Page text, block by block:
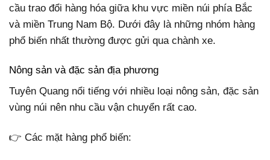
cầu trao đổi hàng hóa giữa khu vực miền núi phía Bắc
và miền Trung Nam Bộ. Dưới đây là những nhóm hàng
phổ biến nhất thường được gửi qua chành xe.
Nông sản và đặc sản địa phương
Tuyên Quang nổi tiếng với nhiều loại nông sản, đặc sản
vùng núi nên nhu cầu vận chuyển rất cao.
👉 Các mặt hàng phổ biến: